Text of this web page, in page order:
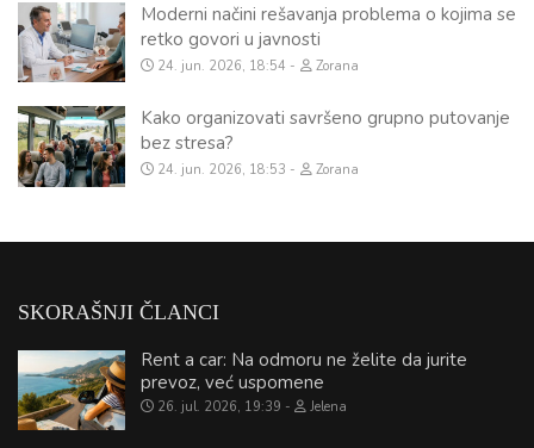
Moderni načini rešavanja problema o kojima se
retko govori u javnosti
24. jun. 2026, 18:54 Zorana
Kako organizovati savršeno grupno putovanje
bez stresa?
24. jun. 2026, 18:53 Zorana
SKORAŠNJI ČLANCI
Rent a car: Na odmoru ne želite da jurite
prevoz, već uspomene
26. jul. 2026, 19:39 Jelena